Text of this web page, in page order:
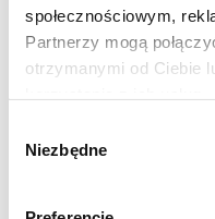
społecznościowym,
Partnerzy mogą
otrzymanymi od Ciebie
zgody
Niezbędne